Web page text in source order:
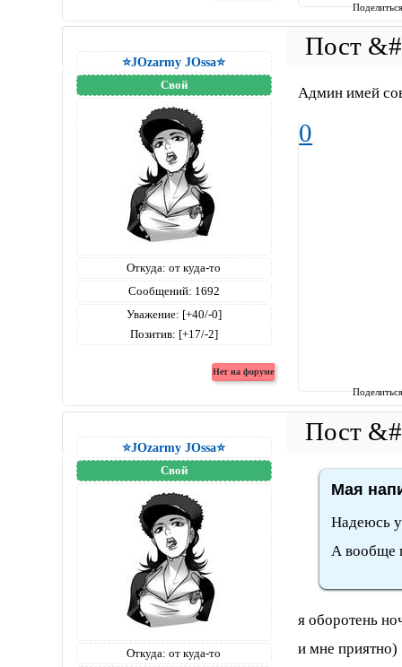
⭐JOzarmy JOssa⭐
Свой
Откуда: от куда-то
Сообщений: 1692
Уважение: [+40/-0]
Позитив: [+17/-2]
Админ имей
0
⭐JOzarmy JOssa⭐
Свой
Откуда: от куда-то
Мая
Надеюсь
А вообще
я оборотень
и мне приятно)